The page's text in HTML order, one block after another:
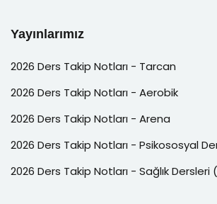
Yayınlarımız
2026 Ders Takip Notları - Tarcan
2026 Ders Takip Notları - Aerobik
2026 Ders Takip Notları - Arena
2026 Ders Takip Notları - Psikososyal
2026 Ders Takip Notları - Sağlık Dersleri